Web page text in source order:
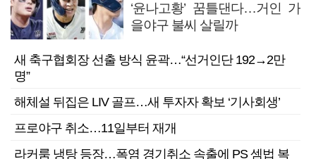
‘윤나고황’ 꿈틀댄다…거인 가
을야구 불씨 살릴까
새 축구협회장 선출 방식 윤곽…“선거인단 192→2만
명”
해체설 뒤집은 LIV 골프…새 투자자 확보 ‘기사회생’
프로야구 취소…11일부터 재개
라커룸 냉탕 등장…폭염 경기취소 속출에 PS 셈법 복